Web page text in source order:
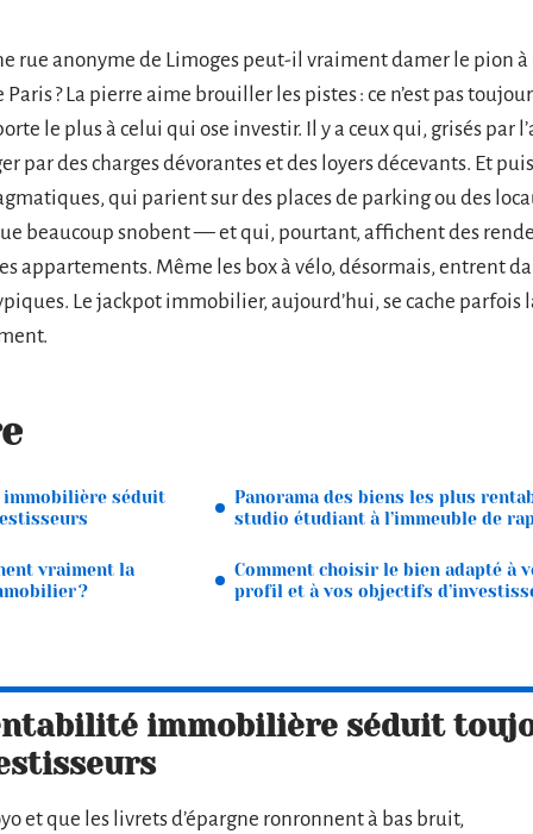
rue anonyme de Limoges peut-il vraiment damer le pion
? La pierre aime brouiller les pistes : ce n’est pas
le plus à celui qui ose investir. Il y a ceux qui, grisés par
par des charges dévorantes et des loyers décevants. Et
qui parient sur des places de parking ou des
beaucoup snobent — et qui, pourtant, affichent des
appartements. Même les box à vélo, désormais, entrent
Le jackpot immobilier, aujourd’hui, se cache parfois
séduit
vraiment la
?
Panorama des biens les plus
studio étudiant à l’immeuble de
Comment choisir le bien adapté à
profil et à vos objectifs
immobilière séduit
et que les livrets d’épargne ronronnent à bas bruit,